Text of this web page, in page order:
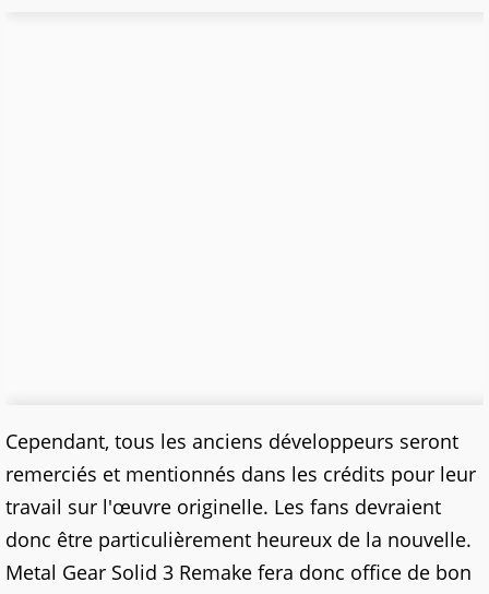
Cependant, tous les anciens développeurs seront
remerciés et mentionnés dans les crédits pour leur
travail sur l'œuvre originelle. Les fans devraient
donc être particulièrement heureux de la nouvelle.
Metal Gear Solid 3 Remake fera donc office de bon